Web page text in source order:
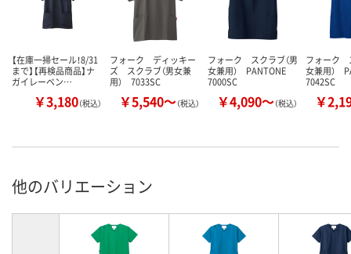
【在庫一掃セール！8/31
まで】【再検品商品】ナ
ガイレーベン…
￥3,180（税込）
フォーク ディッキー
ズ スクラブ（男女兼
用） 7033SC
￥5,540～（税込）
フォーク スクラブ（男
女兼用） PANTONE
7000SC
￥4,090～（税込）
フォーク
女兼用）
7042SC
￥
他のバリエーション